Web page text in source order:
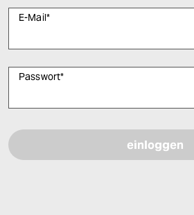
E-Mail*
Passwort*